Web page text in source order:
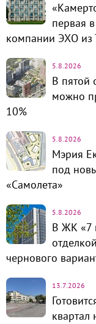
первая
компании ЭХО из
5.8.2026
В пятой
можно
10%
5.8.2026
Мэрия
под
«Самолета»
5.8.2026
В ЖК «7
чернового
13.7.2026
квартал